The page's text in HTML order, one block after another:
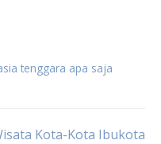
tenggara apa saja
Kota-Kota Ibukota